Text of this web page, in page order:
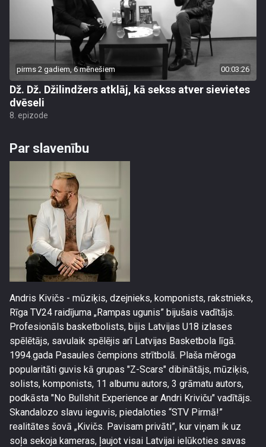
pirms 2 gadiem, 6 mēnešiem 00:03:26
Dž. Dž. Džilindžers atklāj, kā sekss atver sievietes
dvēseli
8. epizode
Par slavenību
Andris Kivičs - mūziķis, dzejnieks, komponists, rakstnieks,
Rīga TV24 raidījuma „Rampas ugunis” bijušais vadītājs.
Profesionāls basketbolists, bijis Latvijas U18 izlases
spēlētājs, savulaik spēlējis arī Latvijas Basketbola līgā.
1994.gada Pasaules čempions strītbolā. Plaša mēroga
popularitāti guvis kā grupas "Z-Scars" dibinātājs, mūziķis,
solists, komponists, 11 albumu autors, 3 grāmatu autors,
podkāsta "No Bullshit Experience ar Andri Kriviču" vadītājs.
Skandalozo slavu ieguvis, piedaloties “STV Pirmā!”
realitātes šovā „Kivičs. Pavisam privāti”, kur viņam ik uz
soļa sekoja kameras, ļaujot visai Latvijai ielūkoties savas